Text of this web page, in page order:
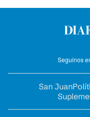
Seguinos
San Juan